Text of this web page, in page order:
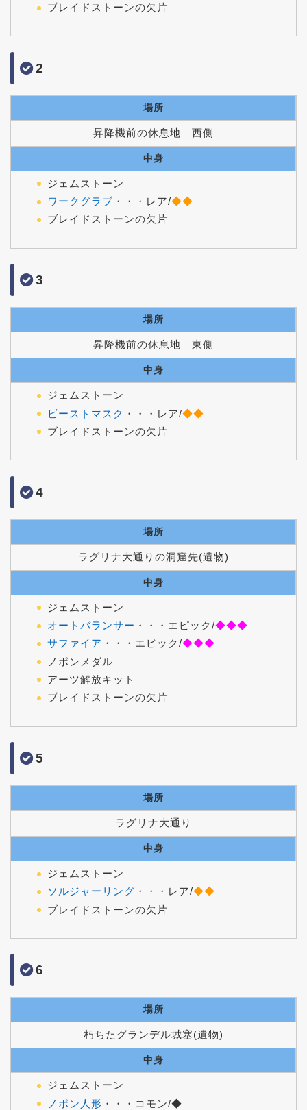
ブレイドストーンの欠片
2
場所
昇降機前の休息地 西側
中身
ジェムストーン
ワークグラブ ・・・レア/◆◆
ブレイドストーンの欠片
3
場所
昇降機前の休息地 東側
中身
ジェムストーン
ビーストマスク ・・・レア/◆◆
ブレイドストーンの欠片
4
場所
ラグリナ大通りの洞窟先(遺物)
中身
ジェムストーン
オートバランサー ・・・エピック/◆◆◆
サファイア ・・・エピック/◆◆◆
ノポンメダル
アーツ解放キット
ブレイドストーンの欠片
5
場所
ラグリナ大通り
中身
ジェムストーン
ソルジャーリング ・・・レア/◆◆
ブレイドストーンの欠片
6
場所
朽ちたグランデル城塞(遺物)
中身
ジェムストーン
ノポン人形 ・・・コモン/◆